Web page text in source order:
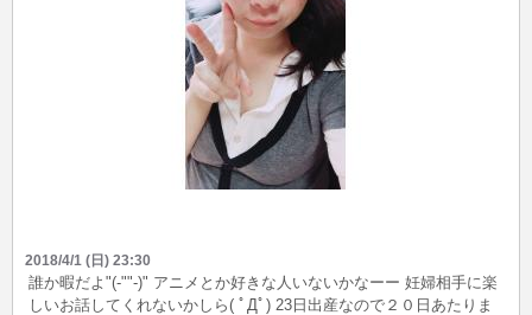
2018/4/1 (日) 23:30
誰か暇だよ"(-""-)" アニメとか好きな人いないかなーー 妊婦相手に楽
しいお話してくれないかしら( ﾟДﾟ) 23日出産なので２０日あたりま